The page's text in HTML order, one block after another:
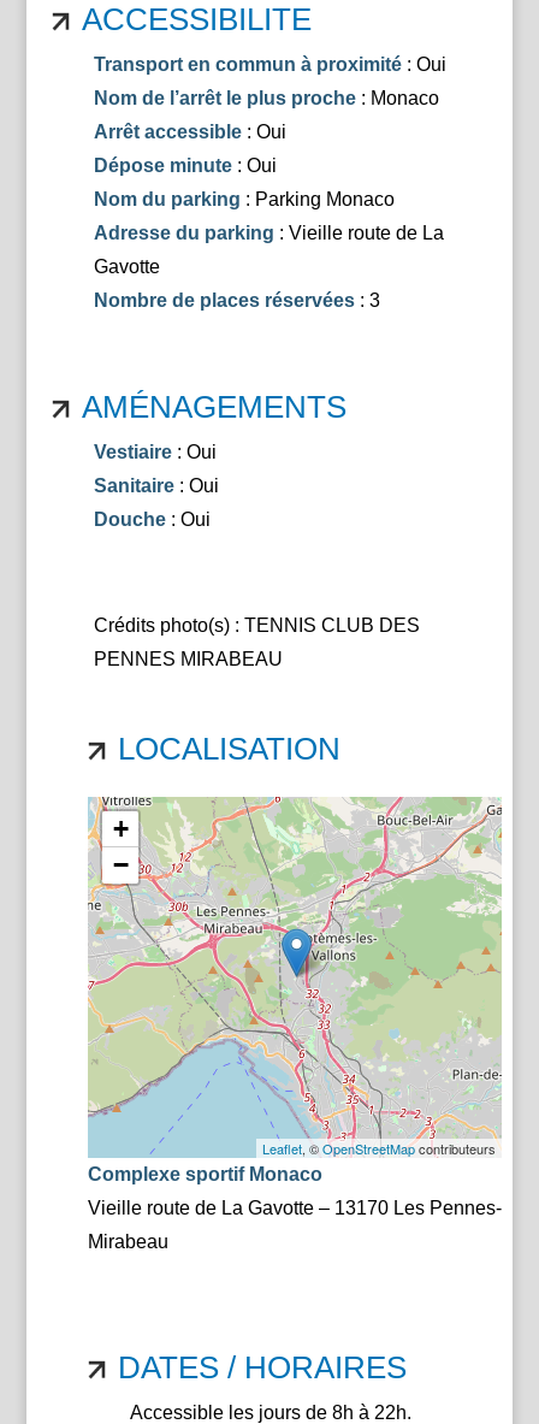
ACCESSIBILITE
Transport en commun à proximité: Oui
Nom de l’arrêt le plus proche: Monaco
Arrêt accessible: Oui
Dépose minute: Oui
Nom du parking : Parking Monaco
Adresse du parking : Vieille route de La
Gavotte
Nombre de places réservées: 3
AMÉNAGEMENTS
Vestiaire: Oui
Sanitaire: Oui
Douche: Oui
Crédits photo(s) : TENNIS CLUB DES
PENNES MIRABEAU
LOCALISATION
+
−
Leaflet, ©OpenStreetMapcontributeurs
Complexe sportif Monaco
Vieille route de La Gavotte – 13170 Les Pennes-
Mirabeau
DATES / HORAIRES
Accessible les jours de 8h à 22h.